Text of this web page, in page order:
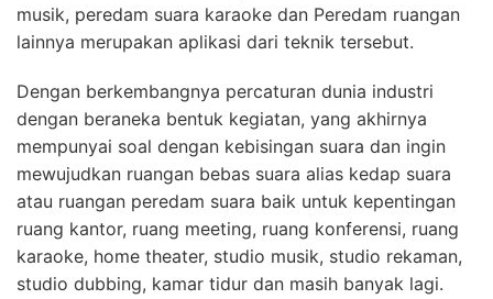
musik, peredam suara karaoke dan Peredam ruangan
lainnya merupakan aplikasi dari teknik tersebut.
Dengan berkembangnya percaturan dunia industri
dengan beraneka bentuk kegiatan, yang akhirnya
mempunyai soal dengan kebisingan suara dan ingin
mewujudkan ruangan bebas suara alias kedap suara
atau ruangan peredam suara baik untuk kepentingan
ruang kantor, ruang meeting, ruang konferensi, ruang
karaoke, home theater, studio musik, studio rekaman,
studio dubbing, kamar tidur dan masih banyak lagi.